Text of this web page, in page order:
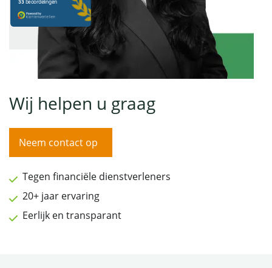
Wij helpen u graag
Neem contact op
Tegen financiële dienstverleners
20+ jaar ervaring
Eerlijk en transparant